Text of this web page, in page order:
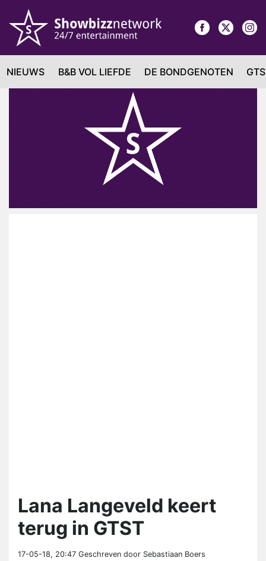
NIEUWS B&B VOL LIEFDE DE BONDGENOTEN
Lana Langeveld keert
terug in GTST
17-05-18, 20:47 Geschreven door Sebastiaan Boers